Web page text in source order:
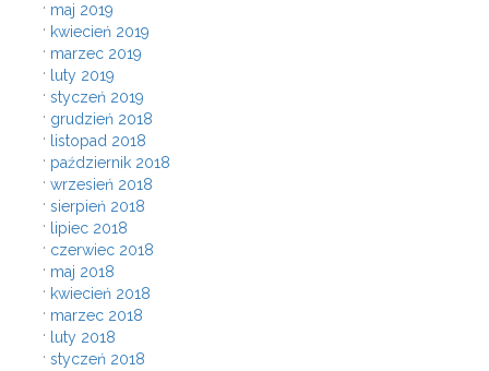
maj 2019
kwiecień 2019
marzec 2019
luty 2019
styczeń 2019
grudzień 2018
listopad 2018
październik 2018
wrzesień 2018
sierpień 2018
lipiec 2018
czerwiec 2018
maj 2018
kwiecień 2018
marzec 2018
luty 2018
styczeń 2018